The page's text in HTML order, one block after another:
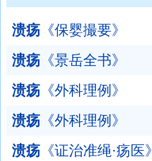
溃疡 《保婴撮要》
溃疡 《景岳全书》
溃疡 《外科理例》
溃疡 《外科理例》
溃疡 《证治准绳·疡医》